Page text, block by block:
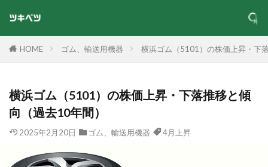
HOME ゴム、輸送用機器 横浜ゴム（5101）の株価上昇・下
横浜ゴム（5101）の株価上昇・下落推移と傾
向（過去10年間）
2025年2月20日 ゴム、輸送用機器 4月上昇